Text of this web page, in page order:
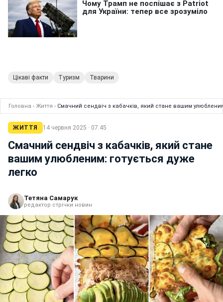
Цікаві факти Туризм Тварини
Головна › Життя › Смачний сендвіч з кабачків, який стане вашим
ЖИТТЯ 14 червня 2025 · 07:45
Смачний сендвіч з кабачків, який стане
вашим улюбленим: готується дуже
легко
Тетяна Самарук
редактор стрічки новин